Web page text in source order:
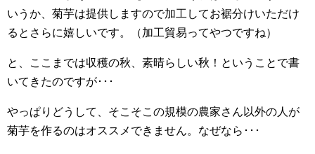
いうか、菊芋は提供しますので加工してお裾分けいただけ
るとさらに嬉しいです。（加工貿易ってやつですね）
と、ここまでは収穫の秋、素晴らしい秋！ということで書
いてきたのですが･･･
やっぱりどうして、そこそこの規模の農家さん以外の人が
菊芋を作るのはオススメできません。なぜなら･･･